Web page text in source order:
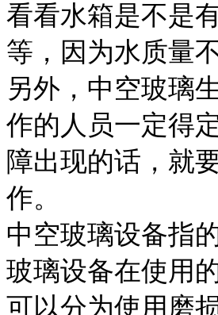
看看水箱是不是
等，因为水质量
另外，中空玻璃
作的人员一定得
障出现的话，就
作。
中空玻璃设备指
玻璃设备在使用
可以分为使用磨